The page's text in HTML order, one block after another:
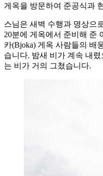
게옥을 방문하여 준공식과
스님은 새벽 수행과 명상으
20분에 게옥에서 준비해 준
카(Bjoka) 게옥 사람들의 배
습니다. 밤새 비가 계속 내
는 비가 거의 그쳤습니다.